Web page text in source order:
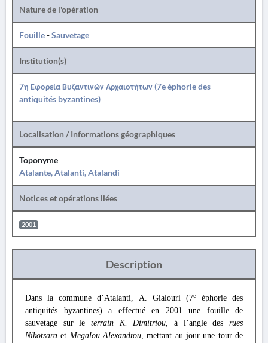
Nature de l'opération
Fouille-Sauvetage
Institution(s)
7η Εφορεία Βυζαντινών Αρχαιοτήτων (7e éphorie des
antiquités byzantines)
Localisation / Informations géographiques
Toponyme
Atalante, Atalanti, Atalandi
Notices et opérations liées
2001
Description
Dans la commune d’Atalanti, A. Gialouri (7eéphorie des
antiquités byzantines) a effectué en 2001 une fouille de
sauvetage sur le terrain K. Dimitriou, à l’angle desrues
Nikotsaraet Megalou Alexandrou, mettant au jour une tour de